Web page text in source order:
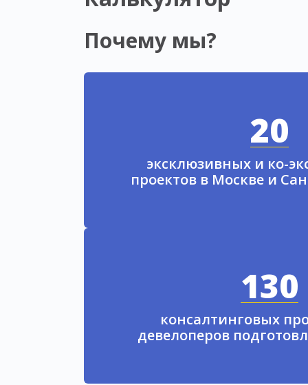
Почему мы?
20
эксклюзивных и ко-
проектов в Москве и
130
консалтинговых
девелоперов